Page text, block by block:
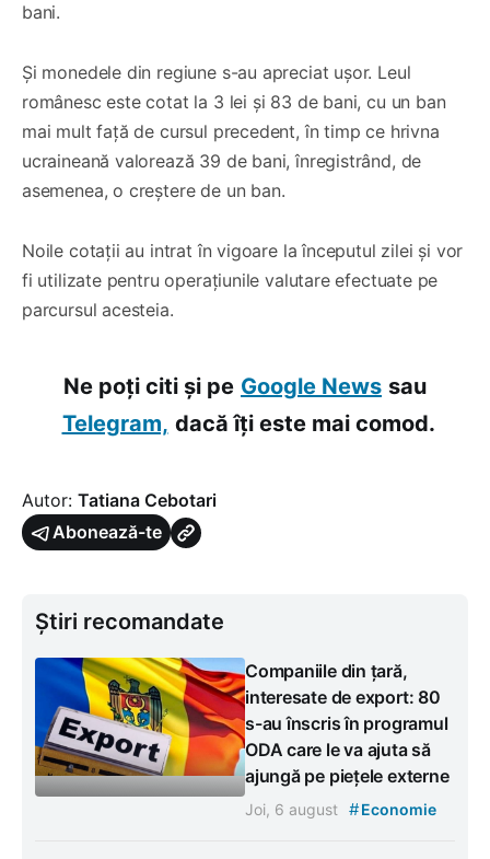
bani.
Și monedele din regiune s-au apreciat ușor. Leul
românesc este cotat la 3 lei și 83 de bani, cu un ban
mai mult față de cursul precedent, în timp ce hrivna
ucraineană valorează 39 de bani, înregistrând, de
asemenea, o creștere de un ban.
Noile cotații au intrat în vigoare la începutul zilei și vor
fi utilizate pentru operațiunile valutare efectuate pe
parcursul acesteia.
Ne poți citi și pe Google News sau
Telegram, dacă îți este mai comod.
Autor: Tatiana Cebotari
Abonează-te
Știri recomandate
Companiile din țară,
interesate de export: 80
s-au înscris în programul
ODA care le va ajuta să
ajungă pe piețele externe
Joi, 6 august #Economie